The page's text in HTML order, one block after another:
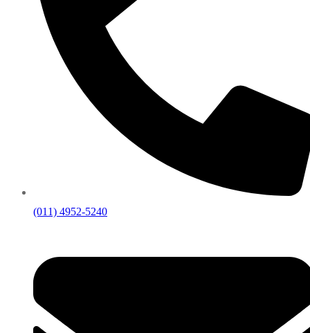
(011) 4952-5240